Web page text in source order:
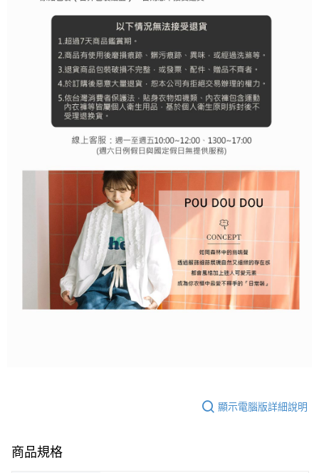
顯示電腦版詳細說明
商品規格